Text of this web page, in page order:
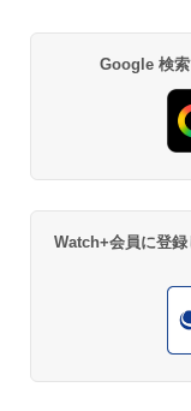
Google 検索
Watch+会員に登